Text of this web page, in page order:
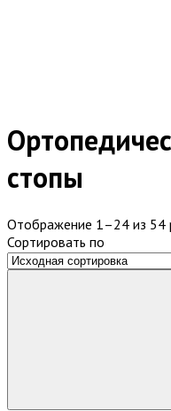
стопы
Отображение 1–24 из 54
Сортировать по